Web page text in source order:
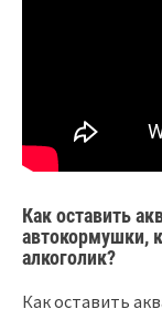
Как оставить
автокормушки,
алкоголик?
Как оставить